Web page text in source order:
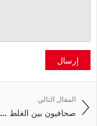
إرسال
المقال التالي
صحافيون بين الغلط ...